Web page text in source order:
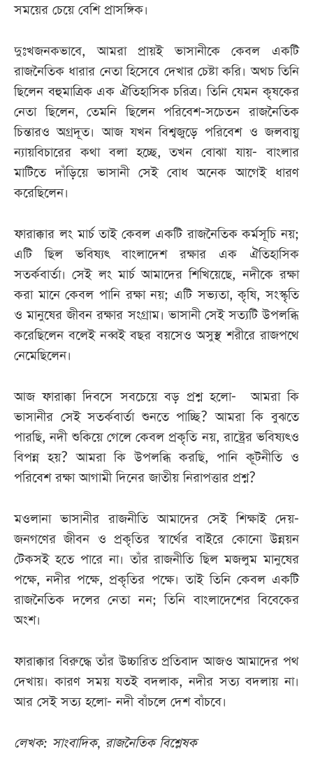
সময়ের চেয়ে বেশি প্রাসঙ্গিক।
দুঃখজনকভাবে, আমরা প্রায়ই ভাসানীকে কেবল একটি
রাজনৈতিক ধারার নেতা হিসেবে দেখার চেষ্টা করি। অথচ তিনি
ছিলেন বহুমাত্রিক এক ঐতিহাসিক চরিত্র। তিনি যেমন কৃষকের
নেতা ছিলেন, তেমনি ছিলেন পরিবেশ-সচেতন রাজনৈতিক
চিন্তারও অগ্রদূত। আজ যখন বিশ্বজুড়ে পরিবেশ ও জলবায়ু
ন্যায়বিচারের কথা বলা হচ্ছে, তখন বোঝা যায়- বাংলার
মাটিতে দাঁড়িয়ে ভাসানী সেই বোধ অনেক আগেই ধারণ
করেছিলেন।
ফারাক্কার লং মার্চ তাই কেবল একটি রাজনৈতিক কর্মসূচি নয়;
এটি ছিল ভবিষ্যৎ বাংলাদেশ রক্ষার এক ঐতিহাসিক
সতর্কবার্তা। সেই লং মার্চ আমাদের শিখিয়েছে, নদীকে রক্ষা
করা মানে কেবল পানি রক্ষা নয়; এটি সভ্যতা, কৃষি, সংস্কৃতি
ও মানুষের জীবন রক্ষার সংগ্রাম। ভাসানী সেই সত্যটি উপলব্ধি
করেছিলেন বলেই নব্বই বছর বয়সেও অসুস্থ শরীরে রাজপথে
নেমেছিলেন।
আজ ফারাক্কা দিবসে সবচেয়ে বড় প্রশ্ন হলো- আমরা কি
ভাসানীর সেই সতর্কবার্তা শুনতে পাচ্ছি? আমরা কি বুঝতে
পারছি, নদী শুকিয়ে গেলে কেবল প্রকৃতি নয়, রাষ্ট্রের ভবিষ্যৎও
বিপন্ন হয়? আমরা কি উপলব্ধি করছি, পানি কূটনীতি ও
পরিবেশ রক্ষা আগামী দিনের জাতীয় নিরাপত্তার প্রশ্ন?
মওলানা ভাসানীর রাজনীতি আমাদের সেই শিক্ষাই দেয়-
জনগণের জীবন ও প্রকৃতির স্বার্থের বাইরে কোনো উন্নয়ন
টেকসই হতে পারে না। তাঁর রাজনীতি ছিল মজলুম মানুষের
পক্ষে, নদীর পক্ষে, প্রকৃতির পক্ষে। তাই তিনি কেবল একটি
রাজনৈতিক দলের নেতা নন; তিনি বাংলাদেশের বিবেকের
অংশ।
ফারাক্কার বিরুদ্ধে তাঁর উচ্চারিত প্রতিবাদ আজও আমাদের পথ
দেখায়। কারণ সময় যতই বদলাক, নদীর সত্য বদলায় না।
আর সেই সত্য হলো- নদী বাঁচলে দেশ বাঁচবে।
লেখক: সাংবাদিক, রাজনৈতিক বিশ্লেষক